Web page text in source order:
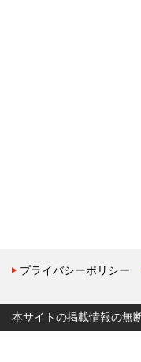
プライバシーポリシー
本サイトの掲載情報の無